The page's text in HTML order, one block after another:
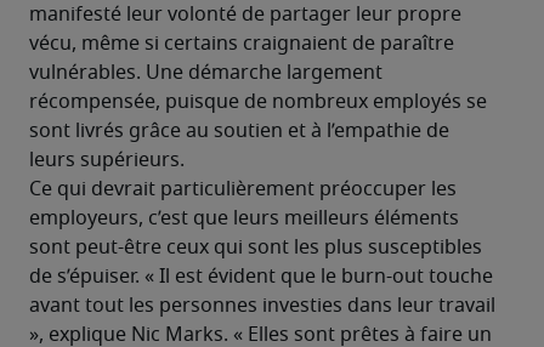
manifesté leur volonté de partager leur propre
vécu, même si certains craignaient de paraître
vulnérables. Une démarche largement
récompensée, puisque de nombreux employés se
sont livrés grâce au soutien et à l’empathie de
leurs supérieurs.
Ce qui devrait particulièrement préoccuper les
employeurs, c’est que leurs meilleurs éléments
sont peut-être ceux qui sont les plus susceptibles
de s’épuiser. « Il est évident que le burn-out touche
avant tout les personnes investies dans leur travail
», explique Nic Marks. « Elles sont prêtes à faire un